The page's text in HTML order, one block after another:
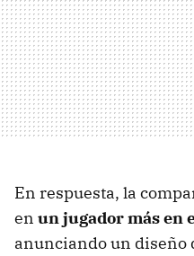
En respuesta, la
en un jugador más en
anunciando un diseño